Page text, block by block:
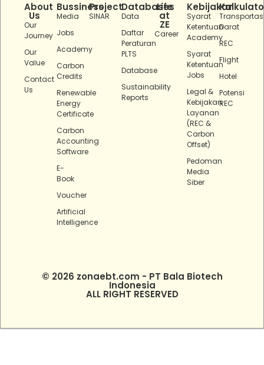
About
Us
Our
Journey
Our
Value
Contact
Us
Bussiness
Media
Jobs
Academy
Carbon
Credits
Renewable
Energy
Certificate
Carbon
Accounting
Software
E-
Book
Voucher
Artificial
Intelligence
Project
SINAR
Databases
Data
Daftar
Peraturan
PLTS
Database
Sustainability
Reports
Life
at
ZE
Career
Kebijakan
Syarat
Ketentuan
Academy
Syarat
Ketentuan
Jobs
Legal &
Kebijakan
Layanan
(REC &
Carbon
Offset)
Pedoman
Media
Siber
Darat
REC
Flight
Hotel
Potensi
REC
© 2026 zonaebt.com - PT Bala Biotech
Indonesia
ALL RIGHT RESERVED